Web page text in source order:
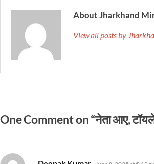
About Jharkhand
View all posts by
One Comment on “नेता आए,
says: